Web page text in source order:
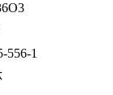
556-1